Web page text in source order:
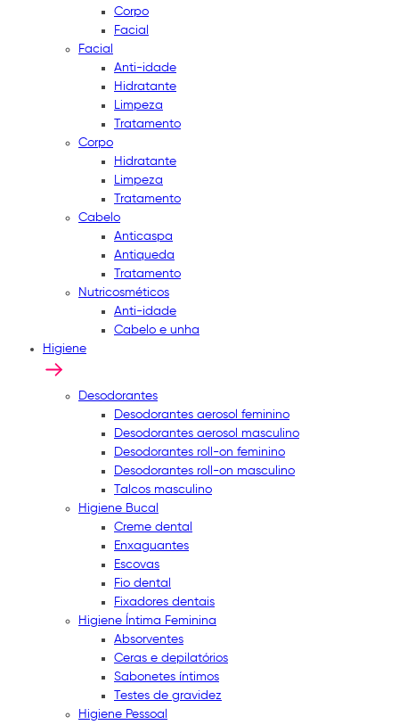
Corpo
Facial
Facial
Anti-idade
Hidratante
Limpeza
Tratamento
Corpo
Hidratante
Limpeza
Tratamento
Cabelo
Anticaspa
Antiqueda
Tratamento
Nutricosméticos
Anti-idade
Cabelo e unha
Higiene
Desodorantes
Desodorantes aerosol feminino
Desodorantes aerosol masculino
Desodorantes roll-on feminino
Desodorantes roll-on masculino
Talcos masculino
Higiene Bucal
Creme dental
Enxaguantes
Escovas
Fio dental
Fixadores dentais
Higiene Íntima Feminina
Absorventes
Ceras e depilatórios
Sabonetes íntimos
Testes de gravidez
Higiene Pessoal